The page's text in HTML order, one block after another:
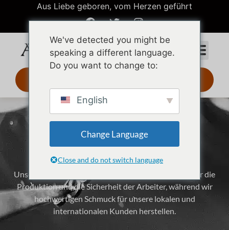
Aus Liebe geboren, vom Herzen geführt
GRS-zertifizierter
Schmuckhersteller
Unsere Fabriken erfüllen die weltweiten Standards für die
Produktion und die Sicherheit der Arbeiter, während wir
hochwertigen Schmuck für unsere lokalen und
internationalen Kunden herstellen.
We've detected you might be
speaking a different language.
Do you want to change to:
English
Change Language
Close and do not switch language